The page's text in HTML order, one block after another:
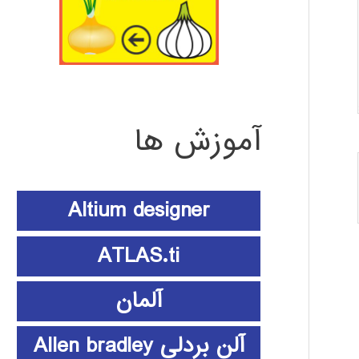
آموزش ها
Altium designer
ATLAS.ti
آلمان
آلن بردلی Allen bradley